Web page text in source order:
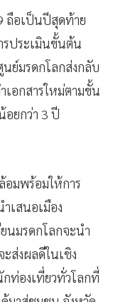
ถือเป็นปีสุดท้าย
รประเมินขั้นต้น
ย์มรดกโลกส่งกลับ
เอกสารใหม่ตามขั้น
อยกว่า 3 ปี
อมพร้อมให้การ
เสนอเมือง
นมรดกโลกจะนำ
ส่งผลดีในเชิง
ท่องเที่ยวทั่วโลกที่